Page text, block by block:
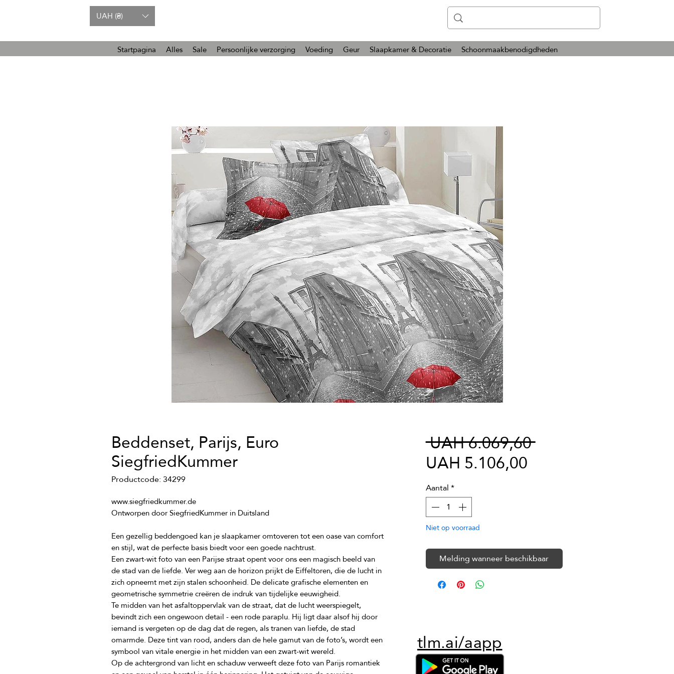
UAH (₴)
Startpagina Alles Sale Persoonlijke verzorging Voeding Geur Slaapkamer & Decoratie Schoonmaakbenodigdheden
Beddenset, Parijs, Euro
SiegfriedKummer
Productcode: 34299
Een gezellig beddengoed kan je slaapkamer omtoveren tot een oase van comfort
Een zwart-wit foto van een Parijse straat opent voor ons een magisch beeld van
de stad van de liefde. Ver weg aan de horizon prijkt de Eiffeltoren, die de lucht in
zich opneemt met zijn stalen schoonheid. De delicate grafische elementen en
Te midden van het asfaltoppervlak van de straat, dat de lucht weerspiegelt,
bevindt zich een ongewoon detail - een rode paraplu. Hij ligt daar alsof hij door
iemand is vergeten op de dag dat de regen, als tranen van liefde, de stad
omarmde. Deze tint van rood, anders dan de hele gamut van de foto’s, wordt een
Op de achtergrond van licht en schaduw verweeft deze foto van Parijs romantiek
UAH 6.069,60 Normale
UAH 5.106,00Verkoopprijs
Aantal*
Niet op voorraad
Melding wanneer beschikbaar
tlm.ai/aapp